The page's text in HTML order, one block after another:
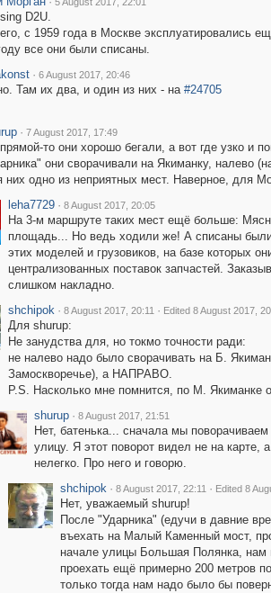
D2U.
с 1959 года в Москве эксплуатировались
все они были списаны.
· 6 August 2017, 20:46
Там их два, и один из них - на #24705
· 7 August 2017, 17:49
то они хорошо бегали, а вот где узко и
они сворачивали на Якиманку,
них одно из неприятных мест. Наверное, для
leha7729 · 8 August 2017, 20:05
На 3-м маршруте таких мест ещё больше:
площадь... Но ведь ходили же! А списаны были
этих моделей и грузовиков, на базе которых
централизованных поставок запчастей.
слишком накладно.
shchipok · 8 August 2017, 20:11 · Edited 8 August 2017,
Для shurup:
Не занудства для, но токмо точности ради:
не налево надо было сворачивать на Б.
Замоскворечье), а НАПРАВО.
P.S. Насколько мне помнится, по М. Якиманке
shurup · 8 August 2017, 21:51
Нет, батенька... сначала мы
улицу. Я этот поворот видел не на карте,
нелегко. Про него и говорю.
shchipok · 8 August 2017, 22:11 · Edited 8
Нет, уважаемый shurup!
После "Ударника" (едучи в давние
въехать на Малый Каменный мост,
начале улицы Большая Полянка,
проехать ещё примерно 200 метров
только тогда нам надо было бы